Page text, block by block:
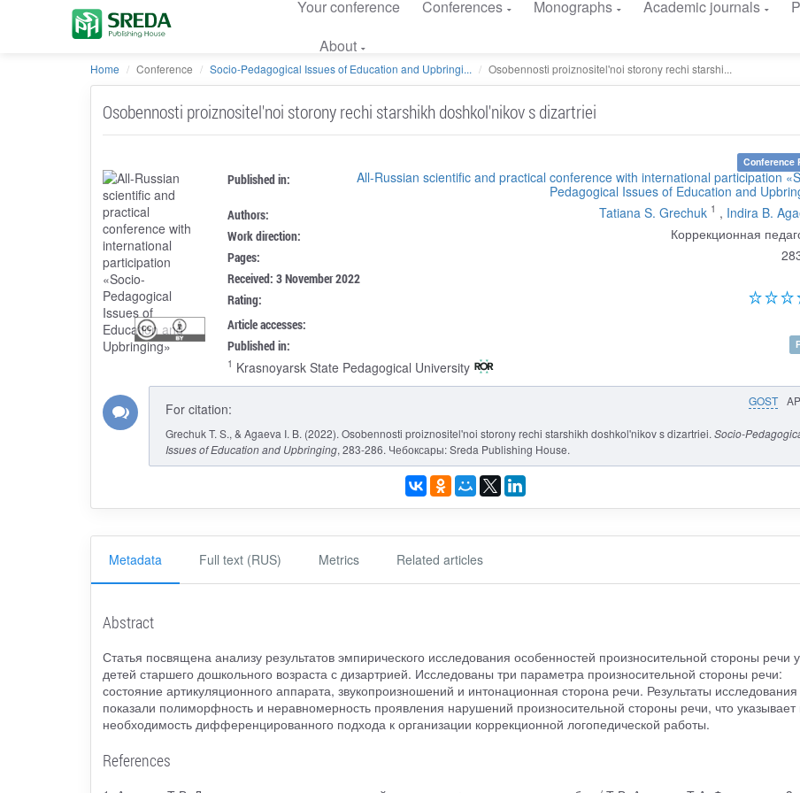
Your conference Conferences Monographs Academic journals
About
Home Conference Socio-Pedagogical Issues of Education and Upbringi... Osobennosti proiznositel'noi storony rechi starshi...
Osobennosti proiznositel'noi storony rechi starshikh doshkol'nikov s dizartriei
Conference
Published in:
All-Russian scientific and practical conference with international participation
Pedagogical Issues of Education and
Authors: Tatiana S. Grechuk 1 , Indira B.
Work direction: Коррекционная
Pages:
Received: 3 November 2022
Rating:
Article accesses:
Published in:
1 Krasnoyarsk State Pedagogical University
GOST
For citation:
Grechuk T. S., & Agaeva I. B. (2022). Osobennosti proiznositel'noi storony rechi starshikh doshkol'nikov s dizartriei. Socio-
Issues of Education and Upbringing, 283-286. Чебоксары: Sreda Publishing House.
Metadata Full text (RUS) Metrics Related articles
Abstract
Статья посвящена анализу результатов эмпирического исследования особенностей произносительной стороны речи у
детей старшего дошкольного возраста с дизартрией. Исследованы три параметра произносительной стороны речи:
состояние артикуляционного аппарата, звукопроизношений и интонационная сторона речи. Результаты исследования
показали полиморфность и неравномерность проявления нарушений произносительной стороны речи, что указывает
необходимость дифференцированного подхода к организации коррекционной логопедической работы.
References